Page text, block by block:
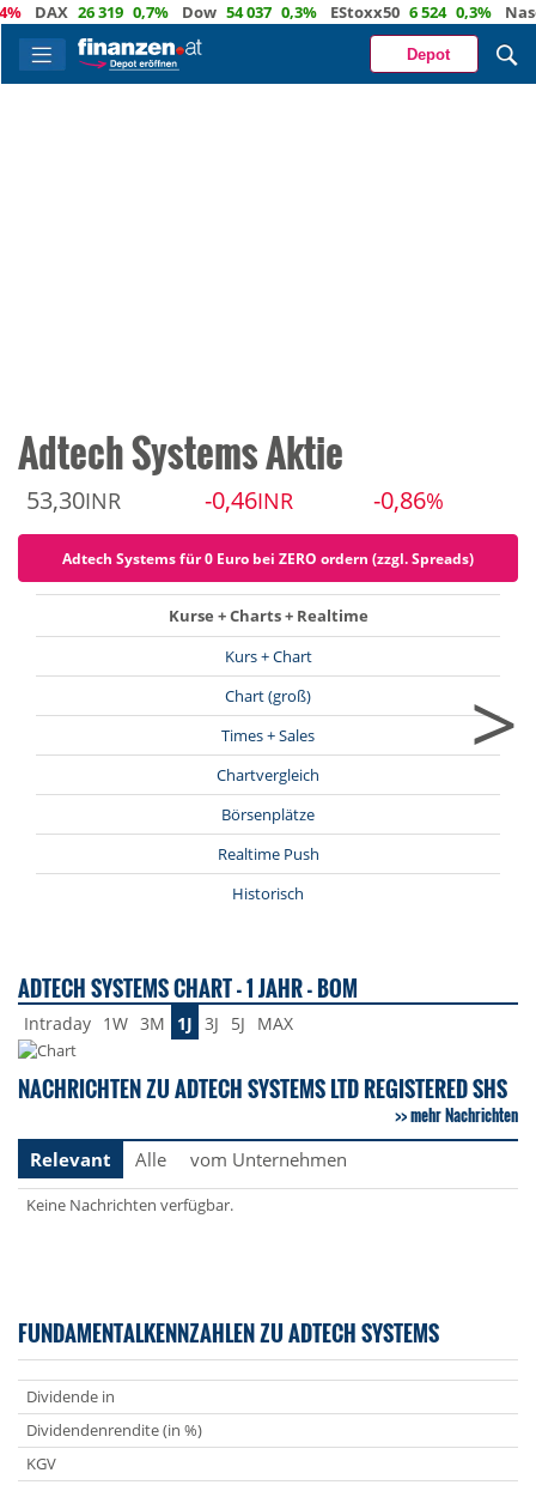
DAX 26 319 0,7% Dow 54 037 0,3% EStoxx50 6 524 0,3% Nasdaq
Depot
Adtech Systems Aktie
53,30INR -0,46INR -0,86%
Adtech Systems für 0 Euro bei ZERO ordern (zzgl. Spreads)
Kurse + Charts + Realtime
Kurs + Chart
Chart (groß)
Times + Sales
Chartvergleich
Börsenplätze
Realtime Push
Historisch
>
ADTECH SYSTEMS CHART - 1 JAHR - BOM
Intraday 1W 3M 1J 3J 5J MAX
NACHRICHTEN ZU ADTECH SYSTEMS LTD REGISTERED SHS
mehr Nachrichten
Relevant
Alle vom Unternehmen
Keine Nachrichten verfügbar.
FUNDAMENTALKENNZAHLEN ZU ADTECH SYSTEMS
Dividende in
Dividendenrendite (in %)
KGV